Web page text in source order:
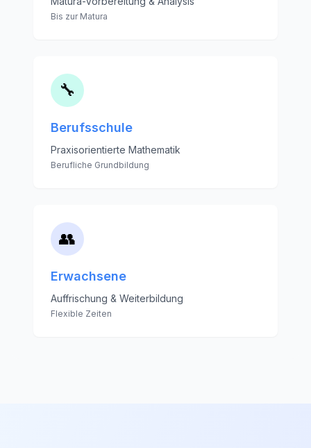
Bis zur Matura
🔧
Berufsschule
Praxisorientierte Mathematik
Berufliche Grundbildung
👥
Erwachsene
Auffrischung & Weiterbildung
Flexible Zeiten